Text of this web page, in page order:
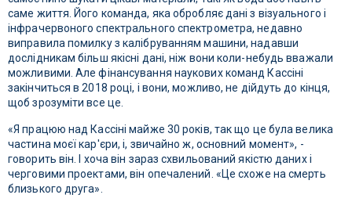
саме життя. Його команда, яка обробляє дані з візуального і
інфрачервоного спектрального спектрометра, недавно
виправила помилку з калібруванням машини, надавши
дослідникам більш якісні дані, ніж вони коли-небудь вважали
можливими. Але фінансування наукових команд Кассіні
закінчиться в 2018 році, і вони, можливо, не дійдуть до кінця,
щоб зрозуміти все це.
«Я працюю над Кассіні майже 30 років, так що це була велика
частина моєї кар'єри, і, звичайно ж, основний момент», -
говорить він. І хоча він зараз схвильований якістю даних і
черговими проектами, він опечалений. «Це схоже на смерть
близького друга».